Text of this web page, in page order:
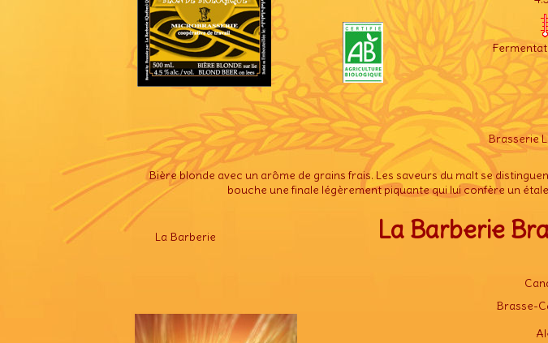
Brasserie
Bière blonde avec un arôme de grains frais. Les saveurs du malt se
bouche une finale légèrement piquante qui lui confère un
La Barberie La Barberie
Brasse-